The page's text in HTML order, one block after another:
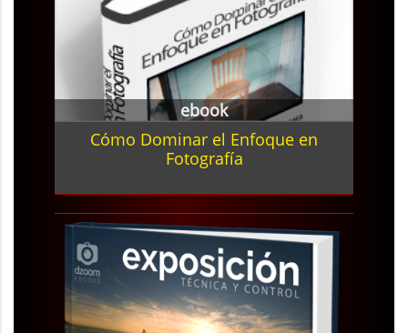
ebook
Cómo Dominar el Enfoque en
Fotografía